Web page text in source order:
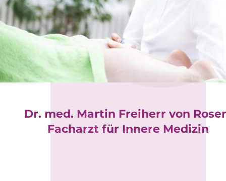
Dr. med. Martin Freiherr von
Facharzt für Innere Medizin